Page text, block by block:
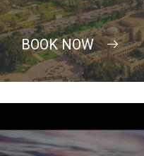
BOOK NOW
Search